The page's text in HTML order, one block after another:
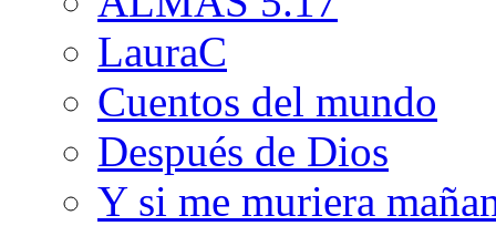
LauraC
Cuentos del mundo
Después de Dios
Y si me muriera